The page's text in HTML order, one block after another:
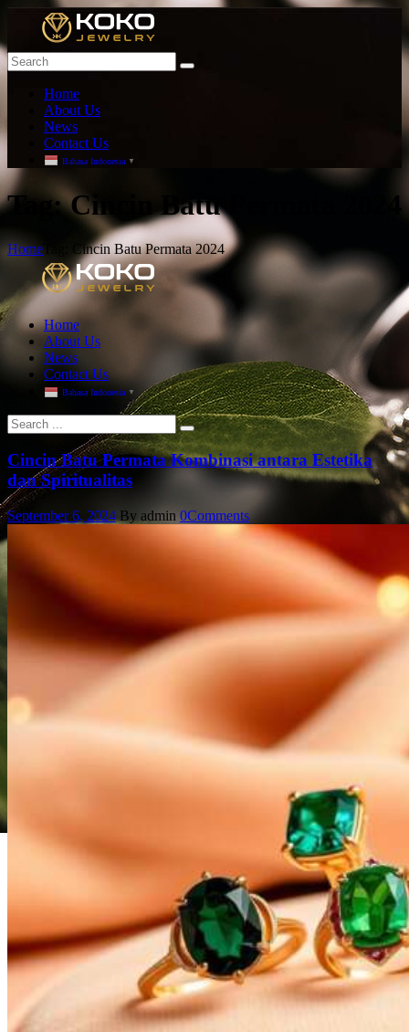
Home
About Us
News
Contact Us
Bahasa Indonesia ▼
T ag: Cincin Batu Permata 2024
Home Tag: Cincin Batu Permata 2024
Home
About Us
News
Contact Us
Bahasa Indonesia ▼
Cincin Batu Permata Kombinasi antara Estetika
dan Spiritualitas
September 6, 2024 By admin 0Comments